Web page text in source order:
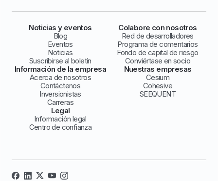
Noticias y eventos
Blog
Eventos
Noticias
Suscribirse al boletín
Colabore con nosotros
Red de desarrolladores
Programa de comentarios
Fondo de capital de riesgo
Conviértase en socio
Información de la empresa
Acerca de nosotros
Contáctenos
Inversionistas
Carreras
Nuestras empresas
Cesium
Cohesive
SEEQUENT
Legal
Información legal
Centro de confianza